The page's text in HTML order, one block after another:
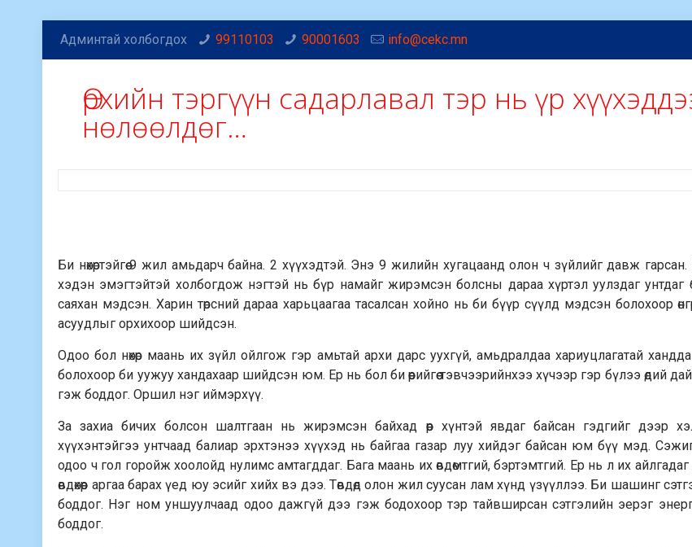
Админтай холбогдох 99110103 90001603 info@cekc.mn
Өрхийн тэргүүн садарлавал тэр нь үр
нөлөөлдөг…
Би нөхөртэйгөө 9 жил амьдарч байна. 2 хүүхэдтэй. Энэ 9 жилийн хугацаанд олон ч зүйлийг давж гарсан.
хэдэн эмэгтэйтэй холбогдож нэгтэй нь бүр намайг жирэмсэн болсны дараа хүртэл уулздаг унтдаг
саяхан мэдсэн. Харин төрсний дараа харьцаагаа тасалсан хойно нь би бүүр сүүлд мэдсэн болохоор
асуудлыг орхихоор шийдсэн.
Одоо бол нөхөр маань их зүйл ойлгож гэр амьтай архи дарс уухгүй, амьдралдаа хариуцлагатай
болохоор би уужуу хандахаар шийдсэн юм. Ер нь бол би өөрийгөө тэвчээрийнхээ хүчээр гэр бүлээ өдий
гэж боддог. Оршил нэг иймэрхүү.
За захиа бичих болсон шалтгаан нь жирэмсэн байхад өөр хүнтэй явдаг байсан гэдгийг дээр
хүүхэнтэйгээ унтчаад балиар эрхтэнээ хүүхэд нь байгаа газар луу хийдэг байсан юм бүү мэд.
одоо ч гол горойж хоолойд нулимс амтагддаг. Бага маань их өвдөмтгий, бэртэмтгий. Ер нь л их
өвдөхөөр аргаа барах үед юу эсийг хийх вэ дээ. Төвдөд олон жил суусан лам хүнд үзүүллээ. Би шашинг
боддог. Нэг ном уншуулчаад одоо дажгүй дээ гэж бодохоор тэр тайвширсан сэтгэлийн эерэг энерги
боддог.